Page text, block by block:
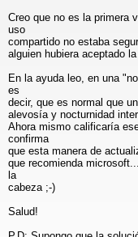
Creo que no es la primera
uso
compartido no estaba
alguien hubiera aceptado
En la ayuda leo, en una
es
decir, que es normal que
alevosía y nocturnidad
Ahora mismo calificaría
confirma
que esta manera de
que recomienda
la
cabeza ;-)
Salud!